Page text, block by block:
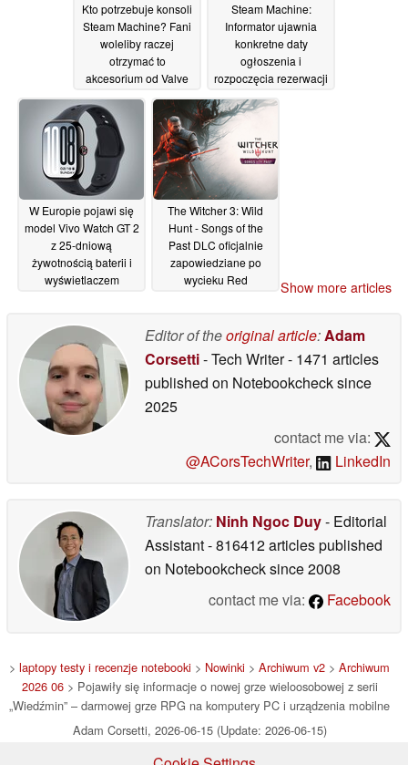
Kto potrzebuje konsoli
Steam Machine? Fani
woleliby raczej
otrzymać to
akcesorium od Valve
15/06/2026
Steam Machine:
Informator ujawnia
konkretne daty
ogłoszenia i
rozpoczęcia rezerwacji
15/06/2026
W Europie pojawi się
model Vivo Watch GT 2
z 25-dniową
żywotnością baterii i
wyświetlaczem
The Witcher 3: Wild
Hunt - Songs of the
Past DLC oficjalnie
zapowiedziane po
wycieku Red
działania27/05/2026
Show more articles
Editor of theoriginal article:Adam
Corsetti- Tech Writer- 1471 articles
published on Notebookchecksince
2025
contact me via:
@ACorsTechWriter, LinkedIn
Translator: Ninh Ngoc Duy- Editorial
Assistant- 816412 articles published
on Notebookchecksince 2008
contact me via:
Facebook
> laptopy testy i recenzje notebooki > Nowinki > Archiwum v2 > Archiwum
2026 06> Pojawiły się informacje o nowej grze wieloosobowej z serii
„Wiedźmin” – darmowej grze RPG na komputery PC i urządzenia mobilne
Adam Corsetti, 2026-06-15 (Update: 2026-06-15)